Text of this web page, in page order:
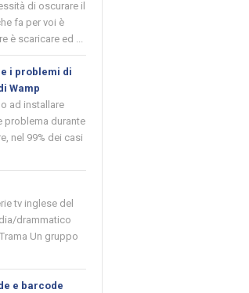
di oscurare il
fa per voi è
è scaricare ed ...
i problemi di
Wamp
ad installare
problema durante
nel 99% dei casi
tv inglese del
drammatico
Un gruppo
e barcode